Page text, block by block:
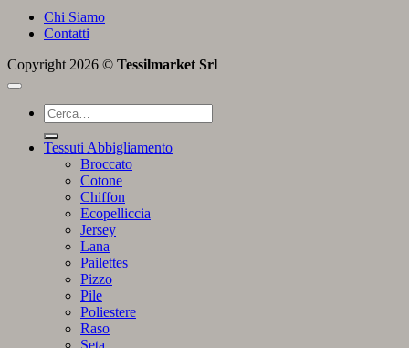
Chi Siamo
Contatti
Copyright 2026 © Tessilmarket Srl
Cerca:
Tessuti Abbigliamento
Broccato
Cotone
Chiffon
Ecopelliccia
Jersey
Lana
Pailettes
Pizzo
Pile
Poliestere
Raso
Seta